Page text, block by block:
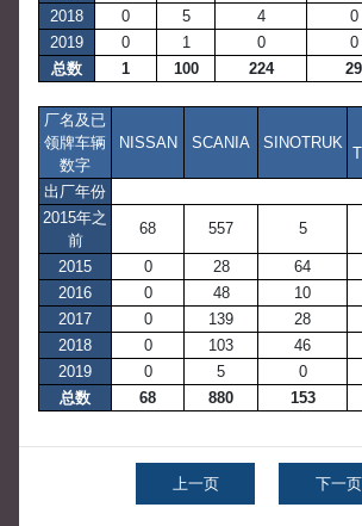
2018
0 5 4 0
2019
0 1 0 0
总数
1 100 224 29
厂名及已
领牌车辆
数字
NISSAN SCANIA SINOTRUK
出厂年份
2015年之
前
68 557 5
2015 0 28 64
2016
0 48 10
2017
0 139 28
2018
0 103 46
2019
0 5 0
总数
68 880 153
上一页 下一页